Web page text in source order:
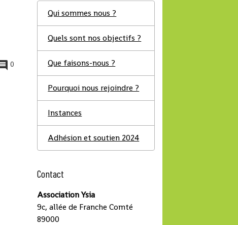
0
Qui sommes nous ?
Quels sont nos objectifs ?
Que faisons-nous ?
Pourquoi nous rejoindre ?
Instances
Adhésion et soutien 2024
Contact
Association Ysia
9c, allée de Franche Comté
89000